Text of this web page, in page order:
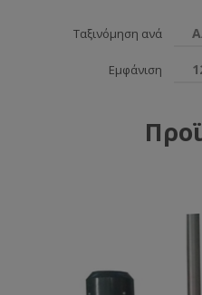
Ταξινόμηση ανά
Εμφάνιση